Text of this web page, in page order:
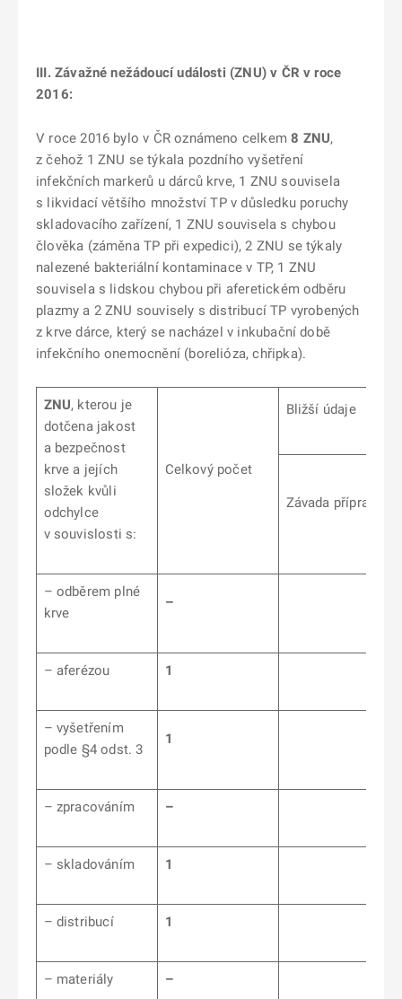
III. Závažné nežádoucí události (ZNU) v ČR v roce
2016:
V roce 2016 bylo v ČR oznámeno celkem8 ZNU,
z čehož 1 ZNU se týkala pozdního vyšetření
infekčních markerů u dárců krve, 1 ZNU souvisela
s likvidací většího množství TP v důsledku poruchy
skladovacího zařízení, 1 ZNU souvisela s chybou
člověka (záměna TP při expedici), 2 ZNU se týkaly
nalezené bakteriální kontaminace v TP, 1 ZNU
souvisela s lidskou chybou při aferetickém odběru
plazmy a 2 ZNU souvisely s distribucí TP vyrobených
z krve dárce, který se nacházel v inkubační době
infekčního onemocnění (borelióza, chřipka).
ZNU, kterou je
dotčena jakost
a bezpečnost
krve a jejích
složek kvůli
odchylce
v souvislosti s:
Celkový počet
Bližší údaje
Závada přípravku
– odběrem plné
krve
–
– aferézou 1
– vyšetřením
podle §4 odst. 3
1
– zpracováním –
– skladováním 1
– distribucí 1
– materiály –